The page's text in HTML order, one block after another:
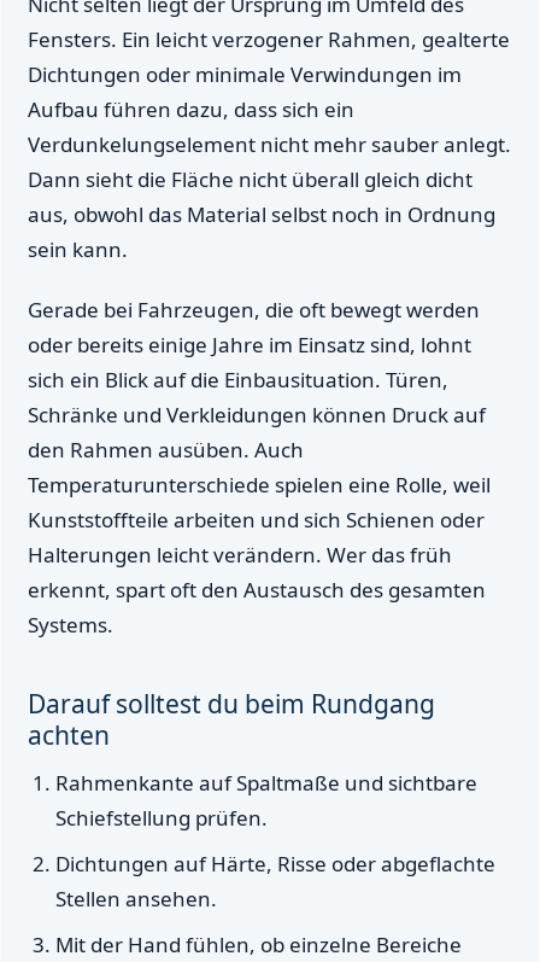
Fensters. Ein leicht verzogener Rahmen, gealterte
Dichtungen oder minimale Verwindungen im
Aufbau führen dazu, dass sich ein
Verdunkelungselement nicht mehr sauber anlegt.
Dann sieht die Fläche nicht überall gleich dicht
aus, obwohl das Material selbst noch in Ordnung
sein kann.
Gerade bei Fahrzeugen, die oft bewegt werden
oder bereits einige Jahre im Einsatz sind, lohnt
sich ein Blick auf die Einbausituation. Türen,
Schränke und Verkleidungen können Druck auf
den Rahmen ausüben. Auch
Temperaturunterschiede spielen eine Rolle, weil
Kunststoffteile arbeiten und sich Schienen oder
Halterungen leicht verändern. Wer das früh
erkennt, spart oft den Austausch des gesamten
Systems.
Darauf solltest du beim Rundgang
achten
Rahmenkante auf Spaltmaße und sichtbare
Schiefstellung prüfen.
Dichtungen auf Härte, Risse oder abgeflachte
Stellen ansehen.
Mit der Hand fühlen, ob einzelne Bereiche